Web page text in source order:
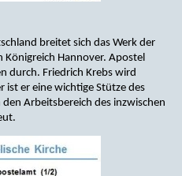
breitet sich das Werk der
Königreich Hannover. Apostel
durch. Friedrich Krebs wird
ist er eine wichtige Stütze des
Arbeitsbereich des inzwischen